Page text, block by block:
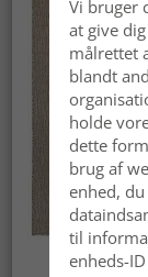
Vi bruger
at give
målrettet
blandt
holde
dette
brug af
enhed,
til
enheds-